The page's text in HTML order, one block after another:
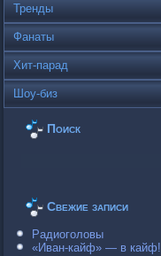
Тренды
Фанаты
Хит-парад
Шоу-биз
Поиск
Свежие записи
Радиоголовы
«Иван-кайф» — в кайф!